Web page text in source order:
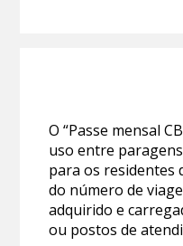
O “Passe mensal
uso entre
para os residentes
do número de
adquirido e
ou postos de